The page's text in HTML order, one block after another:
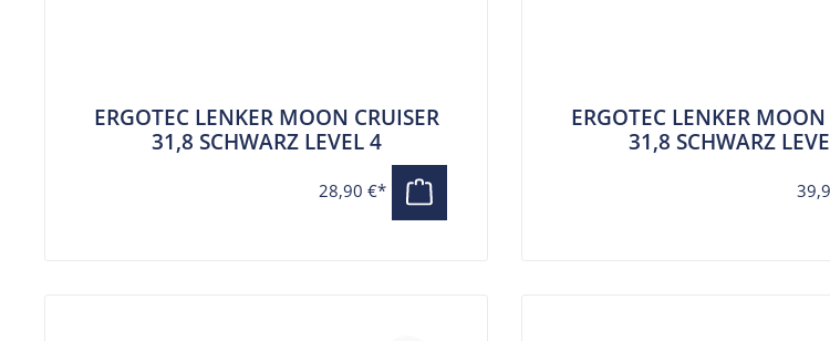
ERGOTEC LENKER MOON CRUISER
31,8 SCHWARZ LEVEL 4
28,90 €*
ERGOTEC LENKER MOON
31,8 SCHWARZ